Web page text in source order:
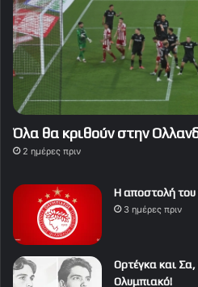
Όλα θα κριθούν στην
2 ημέρες πριν
Η αποστολή του
3 ημέρες πριν
Ορτέγκα και Σα,
Ολυμπιακό!